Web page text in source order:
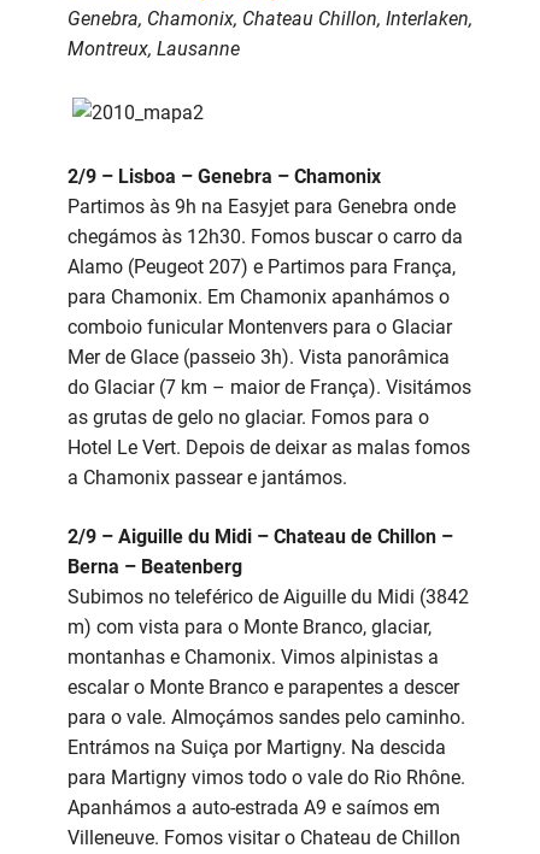
Genebra, Chamonix, Chateau Chillon, Interlaken,
Montreux, Lausanne
2/9 – Lisboa – Genebra – Chamonix
Partimos às 9h na Easyjet para Genebra onde
chegámos às 12h30. Fomos buscar o carro da
Alamo (Peugeot 207) e Partimos para França,
para Chamonix. Em Chamonix apanhámos o
comboio funicular Montenvers para o Glaciar
Mer de Glace (passeio 3h). Vista panorâmica
do Glaciar (7 km – maior de França). Visitámos
as grutas de gelo no glaciar. Fomos para o
Hotel Le Vert. Depois de deixar as malas fomos
a Chamonix passear e jantámos.
2/9 – Aiguille du Midi – Chateau de Chillon –
Berna – Beatenberg
Subimos no teleférico de Aiguille du Midi (3842
m) com vista para o Monte Branco, glaciar,
montanhas e Chamonix. Vimos alpinistas a
escalar o Monte Branco e parapentes a descer
para o vale. Almoçámos sandes pelo caminho.
Entrámos na Suiça por Martigny. Na descida
para Martigny vimos todo o vale do Rio Rhône.
Apanhámos a auto-estrada A9 e saímos em
Villeneuve. Fomos visitar o Chateau de Chillon